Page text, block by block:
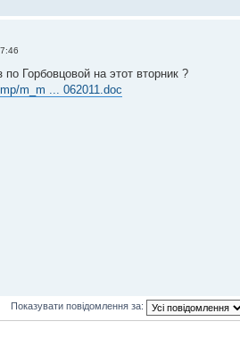
Горбовцовой на этот вторник ?
m_m ... 062011.doc
Показувати повідомлення за: